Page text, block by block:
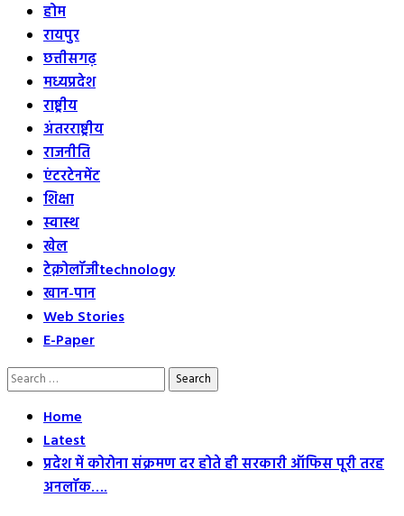
होम
रायपुर
छत्तीसगढ़
मध्यप्रदेश
राष्ट्रीय
अंतरराष्ट्रीय
राजनीति
एंटरटेनमेंट
शिक्षा
स्वास्थ
खेल
टेक्नोलॉजीtechnology
खान-पान
Web Stories
E-Paper
Search
Home
Latest
प्रदेश में कोरोना संक्रमण दर होते ही सरकारी ऑफिस पूरी तरह
अनलॉक….